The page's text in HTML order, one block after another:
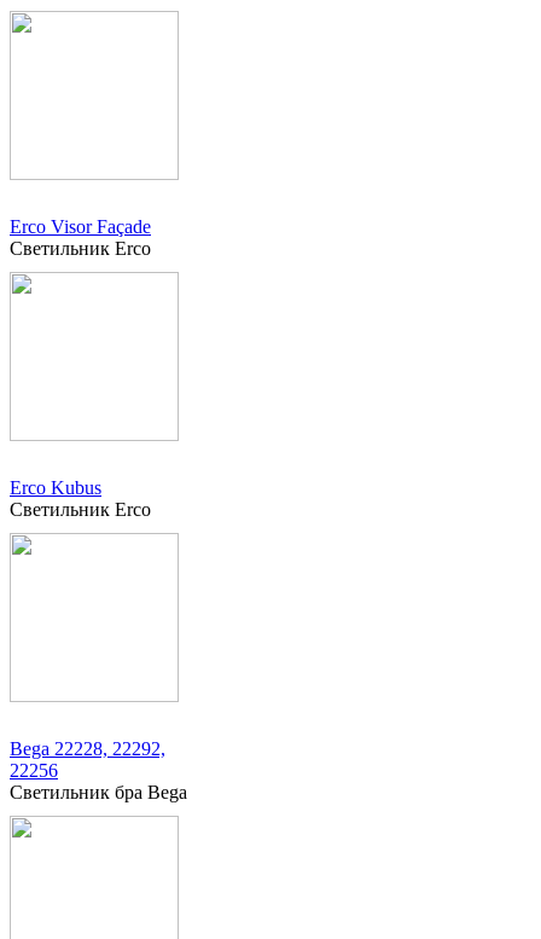
Erco Visor Façade
Светильник Erco
Erco Kubus
Светильник Erco
Bega 22228, 22292,
22256
Светильник бра Bega